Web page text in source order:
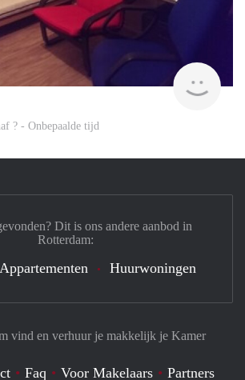
? - Onbepaalde tijd
vind en verhuur je makkelijk je Kamer
Faq Voor Makelaars Partners
Dit is ons andere aanbod in
Rotterdam:
Appartementen Huurwoningen